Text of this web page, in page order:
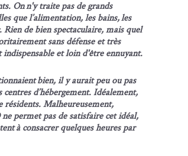
On n'y traite pas de grands
que l’alimentation, les bains, les
de bien spectaculaire, mais quel
sans défense et très
indispensable et loin d'être ennuyant.
bien, il y aurait peu ou pas
d’hébergement. Idéalement,
Malheureusement,
permet pas de satisfaire cet idéal,
à consacrer quelques heures par